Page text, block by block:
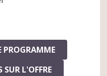
PROGRAMME
SUR L'OFFRE